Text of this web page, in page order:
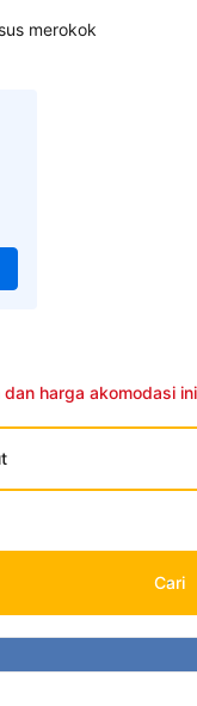
merokok
harga akomodasi ini
Cari